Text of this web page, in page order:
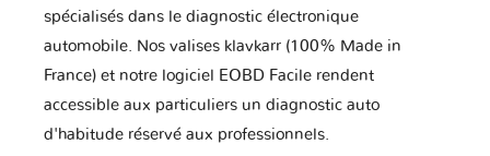
spécialisés dans le diagnostic électronique
automobile. Nos valises klavkarr (100% Made in
France) et notre logiciel EOBD Facile rendent
accessible aux particuliers un diagnostic auto
d'habitude réservé aux professionnels.